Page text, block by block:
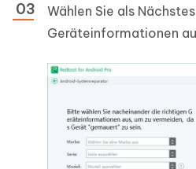
Wählen Sie als
Geräteinformationen